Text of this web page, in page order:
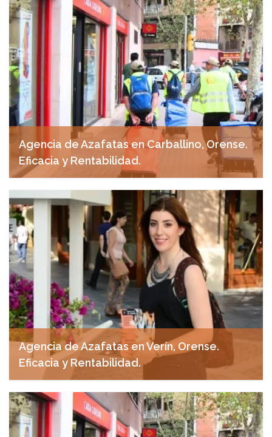
Agencia de Azafatas en Carballino, Orense.
Eficacia y Rentabilidad.
abril 20, 2025
Agencia de Azafatas en Verín, Orense.
Eficacia y Rentabilidad.
abril 18, 2025